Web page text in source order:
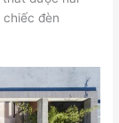
chiếc đèn